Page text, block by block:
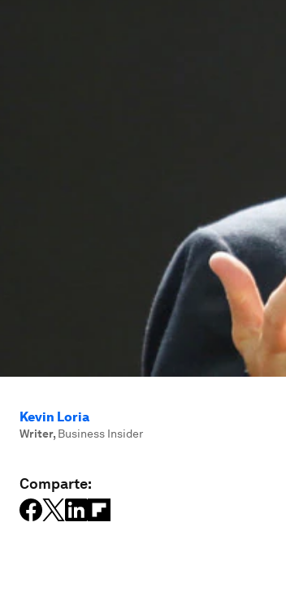
Kevin Loria
Writer, Business Insider
Comparte: